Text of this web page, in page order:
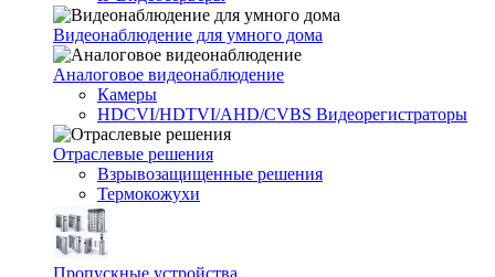
Видеонаблюдение для умного дома
Аналоговое видеонаблюдение
Камеры
HDCVI/HDTVI/AHD/CVBS Видеорегистраторы
Отраслевые решения
Взрывозащищенные решения
Термокожухи
Пропускные устройства